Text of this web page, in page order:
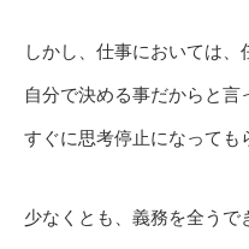
しかし、仕事においては、
自分で決める事だからと言
すぐに思考停止になっても
少なくとも、義務を全うで